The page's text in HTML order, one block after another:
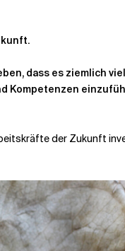
dass es ziemlich
Kompetenzen
der Zukunft